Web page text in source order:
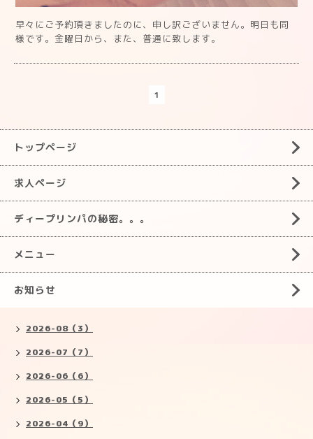
早々にご予約頂きましたのに、申し訳ございません。明日も同
様です。金曜日から、また、普通に致します。
1
トップページ
求人ページ
ディープリンパの秘密。。。
メニュー
お知らせ
2026-08（3）
2026-07（7）
2026-06（6）
2026-05（5）
2026-04（9）